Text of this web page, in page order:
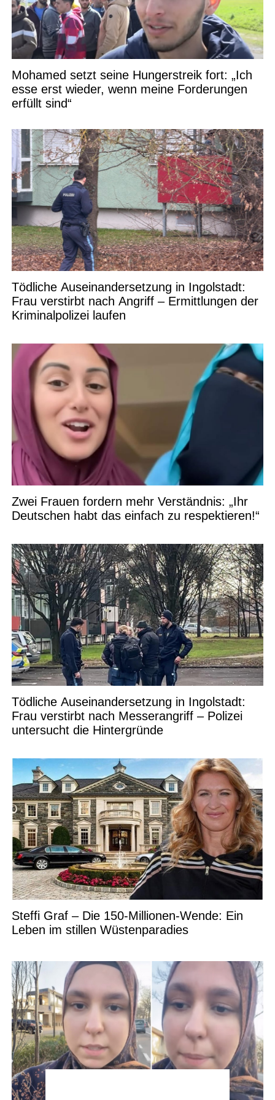
Mohamed setzt seine Hungerstreik fort: „Ich
esse erst wieder, wenn meine Forderungen
erfüllt sind“
Tödliche Auseinandersetzung in Ingolstadt:
Frau verstirbt nach Angriff – Ermittlungen der
Kriminalpolizei laufen
Zwei Frauen fordern mehr Verständnis: „Ihr
Deutschen habt das einfach zu respektieren!“
Tödliche Auseinandersetzung in Ingolstadt:
Frau verstirbt nach Messerangriff – Polizei
untersucht die Hintergründe
Steffi Graf – Die 150-Millionen-Wende: Ein
Leben im stillen Wüstenparadies